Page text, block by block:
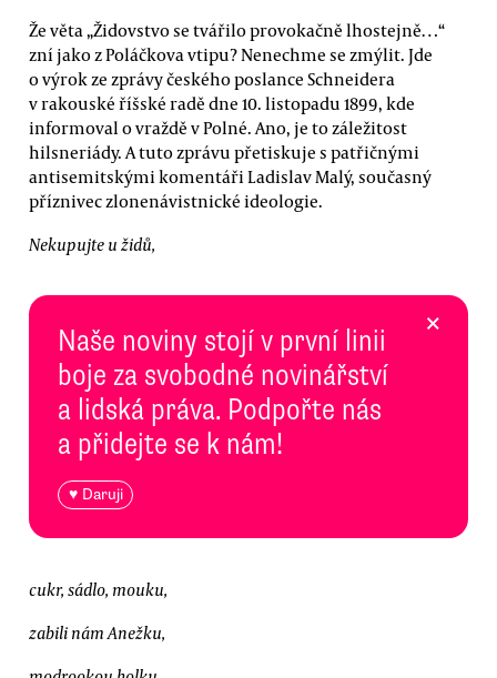
Že věta „Židovstvo se tvářilo provokačně lhostejně…“
zní jako z Poláčkova vtipu? Nenechme se zmýlit. Jde
o výrok ze zprávy českého poslance Schneidera
v rakouské říšské radě dne 10. listopadu 1899, kde
informoval o vraždě v Polné. Ano, je to záležitost
hilsneriády. A tuto zprávu přetiskuje s patřičnými
antisemitskými komentáři Ladislav Malý, současný
příznivec zlonenávistnické ideologie.
Nekupujte u židů,
Naše noviny stojí v první linii
boje za svobodné novinářství
a lidská práva. Podpořte nás
a přidejte se k nám!
♥ Daruji
×
cukr, sádlo, mouku,
zabili nám Anežku,